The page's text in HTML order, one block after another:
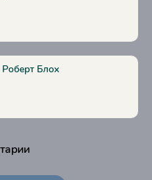
Блох